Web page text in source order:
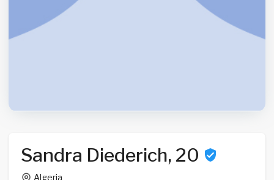
Sandra Diederich, 20
Algeria